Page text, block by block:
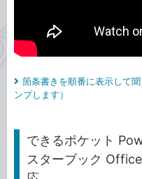
箇条書きを順番に表示して
ンプします）
できるポケット
スターブック